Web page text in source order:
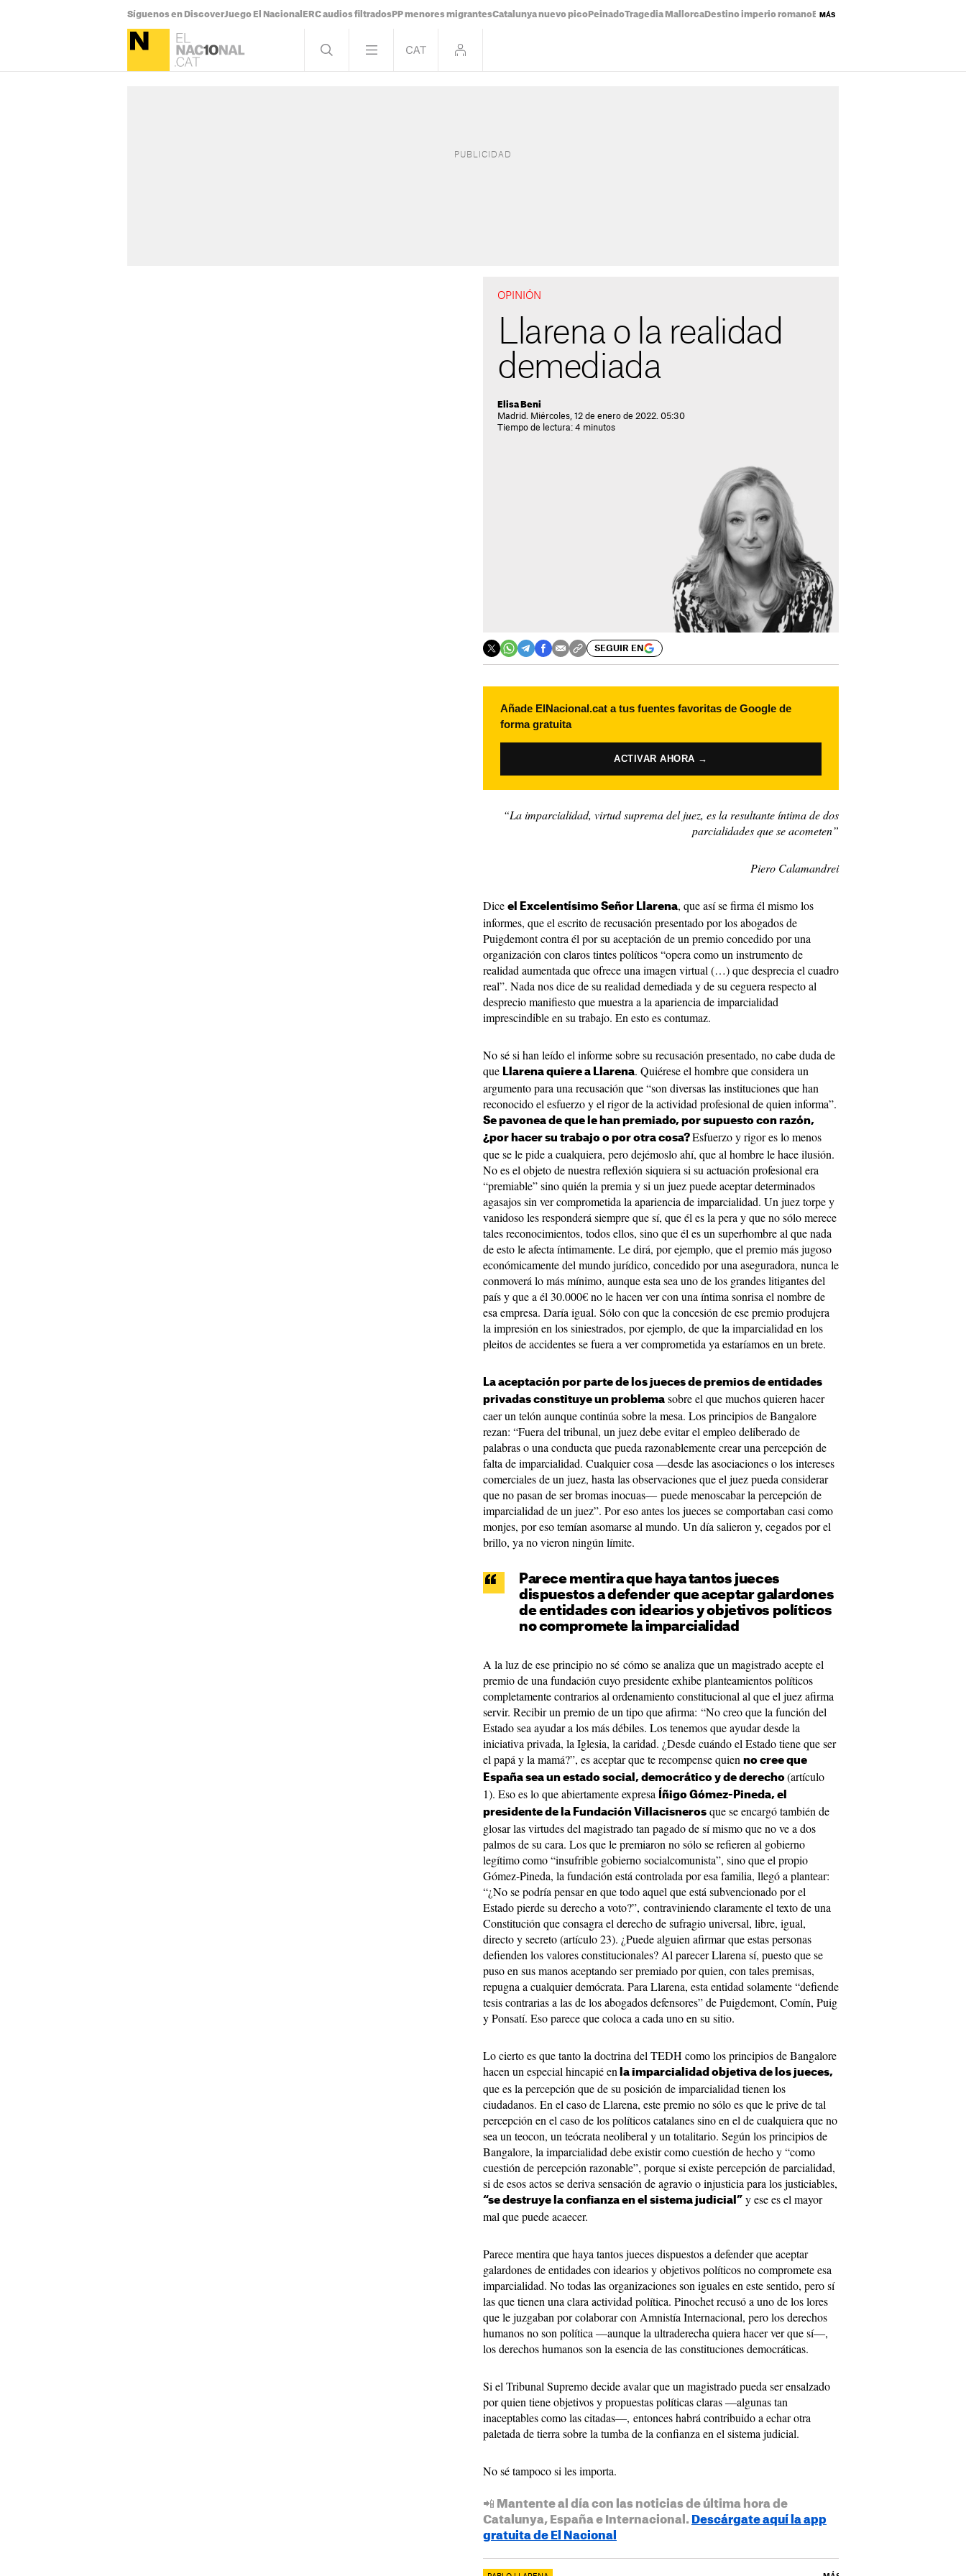
Síguenos en DiscoverJuego El Nacional ERC audios filtrados PP menores migrantesCatalunya nuevo pico PeinadoTragedia Mallorca Destino imperio romano Eclipse solar mapa
MÁS
OPINIÓN
Llarena o la realidad
demediada
Elisa Beni
Madrid. Miércoles, 12 de enero de 2022. 05:30
Tiempo de lectura: 4 minutos
SEGUIR EN
Añade ElNacional.cat a tus fuentes favoritas de Google de
forma gratuita
ACTIVAR AHORA →
“La imparcialidad, virtud suprema del juez, es la resultante íntima de dos
parcialidades que se acometen”
Piero Calamandrei
Dice el Excelentísimo Señor Llarena, que así se firma él mismo los
informes, que el escrito de recusación presentado por los abogados de
Puigdemont contra él por su aceptación de un premio concedido por una
organización con claros tintes políticos “opera como un instrumento de
realidad aumentada que ofrece una imagen virtual (…) que desprecia el cuadro
real”. Nada nos dice de su realidad demediada y de su ceguera respecto al
desprecio manifiesto que muestra a la apariencia de imparcialidad
imprescindible en su trabajo. En esto es contumaz.
No sé si han leído el informe sobre su recusación presentado, no cabe duda de
que Llarena quiere a Llarena. Quiérese el hombre que considera un
argumento para una recusación que “son diversas las instituciones que han
reconocido el esfuerzo y el rigor de la actividad profesional de quien informa”.
Se pavonea de que le han premiado, por supuesto con razón,
¿por hacer su trabajo o por otra cosa? Esfuerzo y rigor es lo menos
que se le pide a cualquiera, pero dejémoslo ahí, que al hombre le hace ilusión.
No es el objeto de nuestra reflexión siquiera si su actuación profesional era
“premiable” sino quién la premia y si un juez puede aceptar determinados
agasajos sin ver comprometida la apariencia de imparcialidad. Un juez torpe y
vanidoso les responderá siempre que sí, que él es la pera y que no sólo merece
tales reconocimientos, todos ellos, sino que él es un superhombre al que nada
de esto le afecta íntimamente. Le dirá, por ejemplo, que el premio más jugoso
económicamente del mundo jurídico, concedido por una aseguradora, nunca le
conmoverá lo más mínimo, aunque esta sea uno de los grandes litigantes del
país y que a él 30.000€ no le hacen ver con una íntima sonrisa el nombre de
esa empresa. Daría igual. Sólo con que la concesión de ese premio produjera
la impresión en los siniestrados, por ejemplo, de que la imparcialidad en los
pleitos de accidentes se fuera a ver comprometida ya estaríamos en un brete.
La aceptación por parte de los jueces de premios de entidades
privadas constituye un problema sobre el que muchos quieren hacer
caer un telón aunque continúa sobre la mesa. Los principios de Bangalore
rezan: “Fuera del tribunal, un juez debe evitar el empleo deliberado de
palabras o una conducta que pueda razonablemente crear una percepción de
falta de imparcialidad. Cualquier cosa ―desde las asociaciones o los intereses
comerciales de un juez, hasta las observaciones que el juez pueda considerar
que no pasan de ser bromas inocuas― puede menoscabar la percepción de
imparcialidad de un juez”. Por eso antes los jueces se comportaban casi como
monjes, por eso temían asomarse al mundo. Un día salieron y, cegados por el
brillo, ya no vieron ningún límite.
Parece mentira que haya tantos jueces
dispuestos a defender que aceptar galardones
de entidades con idearios y objetivos políticos
no compromete la imparcialidad
A la luz de ese principio no sé cómo se analiza que un magistrado acepte el
premio de una fundación cuyo presidente exhibe planteamientos políticos
completamente contrarios al ordenamiento constitucional al que el juez afirma
servir. Recibir un premio de un tipo que afirma: “No creo que la función del
Estado sea ayudar a los más débiles. Los tenemos que ayudar desde la
iniciativa privada, la Iglesia, la caridad. ¿Desde cuándo el Estado tiene que ser
el papá y la mamá?”, es aceptar que te recompense quien no cree que
España sea un estado social, democrático y de derecho (artículo
1). Eso es lo que abiertamente expresa
Íñigo Gómez-Pineda, el
presidente de la Fundación Villacisneros que se encargó también de
glosar las virtudes del magistrado tan pagado de sí mismo que no ve a dos
palmos de su cara. Los que le premiaron no sólo se refieren al gobierno
legítimo como “insufrible gobierno socialcomunista”, sino que el propio
Gómez-Pineda, la fundación está controlada por esa familia, llegó a plantear:
“¿No se podría pensar en que todo aquel que está subvencionado por el
Estado pierde su derecho a voto?”, contraviniendo claramente el texto de una
Constitución que consagra el derecho de sufragio universal, libre, igual,
directo y secreto (artículo 23). ¿Puede alguien afirmar que estas personas
defienden los valores constitucionales? Al parecer Llarena sí, puesto que se
puso en sus manos aceptando ser premiado por quien, con tales premisas,
repugna a cualquier demócrata. Para Llarena, esta entidad solamente “defiende
tesis contrarias a las de los abogados defensores” de Puigdemont, Comín, Puig
y Ponsatí. Eso parece que coloca a cada uno en su sitio.
Lo cierto es que tanto la doctrina del TEDH como los principios de Bangalore
hacen un especial hincapié en la imparcialidad objetiva de los jueces,
que es la percepción que de su posición de imparcialidad tienen los
ciudadanos. En el caso de Llarena, este premio no sólo es que le prive de tal
percepción en el caso de los políticos catalanes sino en el de cualquiera que no
sea un teocon, un teócrata neoliberal y un totalitario. Según los principios de
Bangalore, la imparcialidad debe existir como cuestión de hecho y “como
cuestión de percepción razonable”, porque si existe percepción de parcialidad,
si de esos actos se deriva sensación de agravio o injusticia para los justiciables,
“se destruye la confianza en el sistema judicial” y ese es el mayor
mal que puede acaecer.
Parece mentira que haya tantos jueces dispuestos a defender que aceptar
galardones de entidades con idearios y objetivos políticos no compromete esa
imparcialidad. No todas las organizaciones son iguales en este sentido, pero sí
las que tienen una clara actividad política. Pinochet recusó a uno de los lores
que le juzgaban por colaborar con Amnistía Internacional, pero los derechos
humanos no son política ―aunque la ultraderecha quiera hacer ver que sí―,
los derechos humanos son la esencia de las constituciones democráticas.
Si el Tribunal Supremo decide avalar que un magistrado pueda ser ensalzado
por quien tiene objetivos y propuestas políticas claras ―algunas tan
inaceptables como las citadas―, entonces habrá contribuido a echar otra
paletada de tierra sobre la tumba de la confianza en el sistema judicial.
No sé tampoco si les importa.
📲 Mantente al día con las noticias de última hora de
Catalunya, España e Internacional. Descárgate aquí la app
gratuita de El Nacional